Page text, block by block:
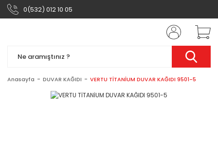
0(532) 012 10 05
Anasayfa DUVAR KAĞIDI VERTU TİTANİUM DUVAR KAĞIDI 9501-5